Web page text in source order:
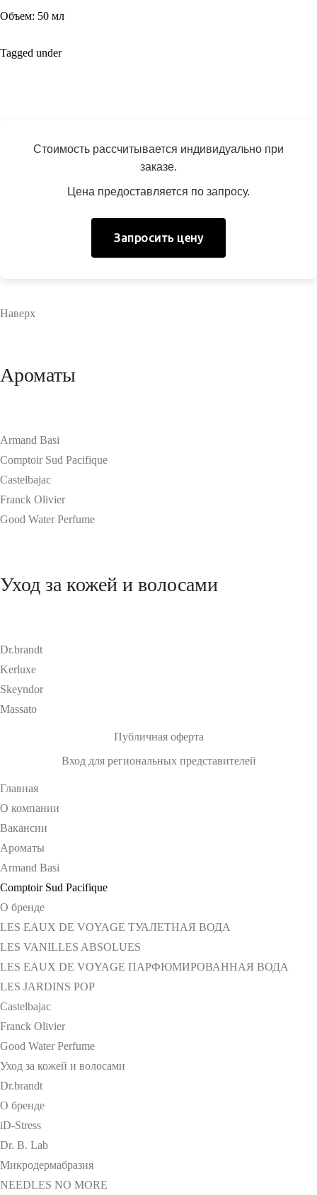
Объем: 50 мл
Tagged under
Стоимость рассчитывается индивидуально при
заказе.
Цена предоставляется по запросу.
Запросить цену
Наверх
Ароматы
Armand Basi
Comptoir Sud Pacifique
Castelbajac
Franck Olivier
Good Water Perfume
Уход за кожей и волосами
Dr.brandt
Kerluxe
Skeyndor
Massato
Публичная оферта
Вход для региональных представителей
Главная
О компании
Вакансии
Ароматы
Armand Basi
Comptoir Sud Pacifique
О бренде
LES EAUX DE VOYAGE ТУАЛЕТНАЯ ВОДА
LES VANILLES ABSOLUES
LES EAUX DE VOYAGE ПАРФЮМИРОВАННАЯ ВОДА
LES JARDINS POP
Castelbajac
Franck Olivier
Good Water Perfume
Уход за кожей и волосами
Dr.brandt
О бренде
iD-Stress
Dr. B. Lab
Микродермабразия
NEEDLES NO MORE